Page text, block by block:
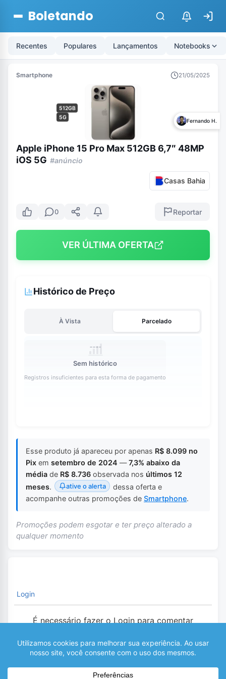
Boletando $
Recentes Populares Lançamentos Notebooks
Smartphone 21/05/2025
512GB
5G
Fernando H.
Apple iPhone 15 Pro Max 512GB 6,7″ 48MP
iOS 5G #anúncio
Casas Bahia
0 Reportar
VER ÚLTIMA OFERTA
Histórico de Preço
À Vista Parcelado
Sem histórico
Registros insuficientes para esta forma de pagamento
Esse produto já apareceu por apenas R$ 8.099 no
Pix em setembro de 2024 —7,3% abaixo da
média de R$ 8.736 observada nos últimos 12
meses. ative o alerta
dessa oferta e
acompanhe outras promoções de Smartphone.
Promoções podem esgotar e ter preço alterado a
qualquer momento
Login
É necessário fazer o Login para comentar
0 COMENTÁRIOS